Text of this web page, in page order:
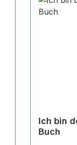
Ich bin
Buch